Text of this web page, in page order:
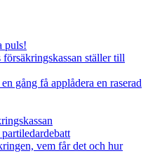
puls!
ställer till
gång få applådera en raserad
vem får det och hur